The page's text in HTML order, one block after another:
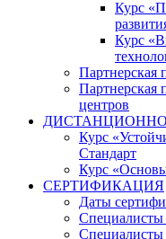
Курс
Курс
Партнерская
Партнерская
центров
Курс
Стандарт
Курс
СЕРТИФИКАЦИЯ
Даты